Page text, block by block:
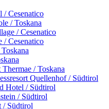
/ Cesenatico
/ Toskana
/ Cesenatico
/ Cesenatico
/ Toskana
Quellenhof / Südtirol
Hotel / Südtirol
/ Südtirol
/ Südtirol